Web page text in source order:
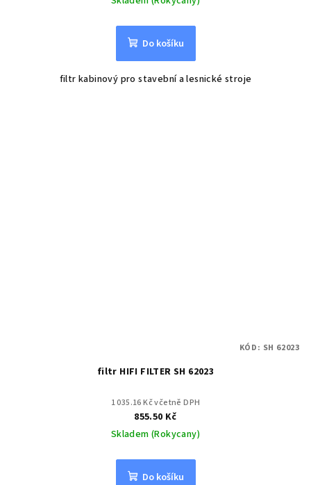
Do košíku
filtr kabinový pro stavební a lesnické stroje
filtr HIFI FILTER SH 62023
1 035.16 Kč včetně DPH
855.50 Kč
Skladem (Rokycany)
Do košíku
KÓD: SH 62023